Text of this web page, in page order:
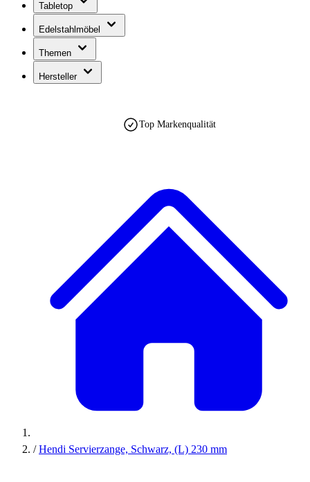
Tabletop
Edelstahlmöbel
Themen
Hersteller
Top Markenqualität
/ Hendi Servierzange, Schwarz, (L) 230 mm